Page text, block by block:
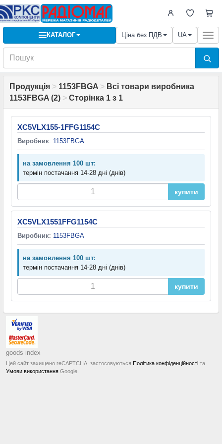
КАТАЛОГ Ціна без ПДВ UA
Продукція > 1153FBGA > Всі товари виробника
1153FBGA (2) > Сторінка 1 з 1
XC5VLX155-1FFG1154C
Виробник: 1153FBGA
на замовлення 100 шт:
термін постачання 14-28 дні (днів)
купити
XC5VLX1551FFG1154C
Виробник: 1153FBGA
на замовлення 100 шт:
термін постачання 14-28 дні (днів)
купити
goods index
Цей сайт захищено reCAPTCHA, застосовуються Політика конфіденційності та
Умови використання Google.